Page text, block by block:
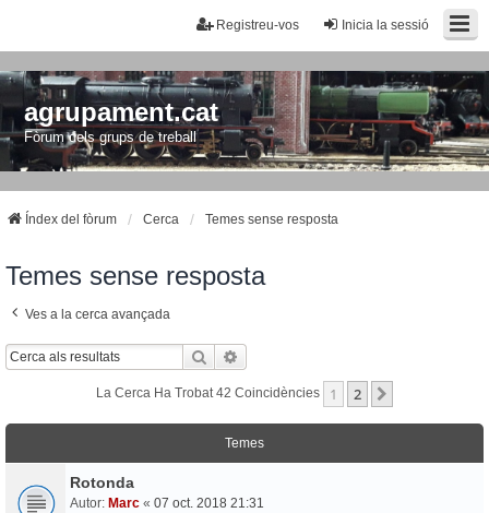
Inicia la sessió
Registreu-vos
agrupament.cat
Fòrum dels grups de treball
Índex del fòrum Cerca Temes sense resposta
Temes sense resposta
Ves a la cerca avançada
Cerca
La Cerca Ha Trobat 42 Coincidències 1 2
Temes
Rotonda
Autor: Marc « 07 oct. 2018 21:31